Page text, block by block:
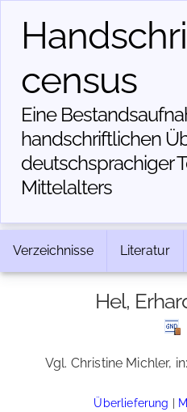
census
Eine
handschriftlichen
deutschsprachiger
Mittelalters
Verzeichnisse Literatur
Hel,
Vgl. Christine Michler,
Überlieferung |